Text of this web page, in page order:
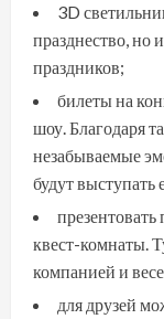
3D
празднество, но
праздников;
билеты на
шоу. Благодаря
незабываемые
будут
квест-комнаты.
компанией и
для друзей